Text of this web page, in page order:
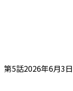
第5話2026年6月3日